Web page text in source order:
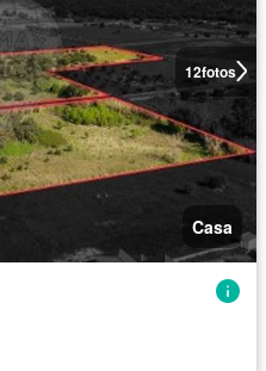
12fotos
Casa